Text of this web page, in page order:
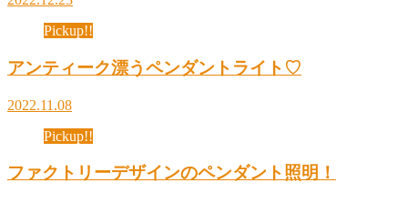
Pickup!!
アンティーク漂うペンダントライト♡
2022.11.08
Pickup!!
ファクトリーデザインのペンダント照明！